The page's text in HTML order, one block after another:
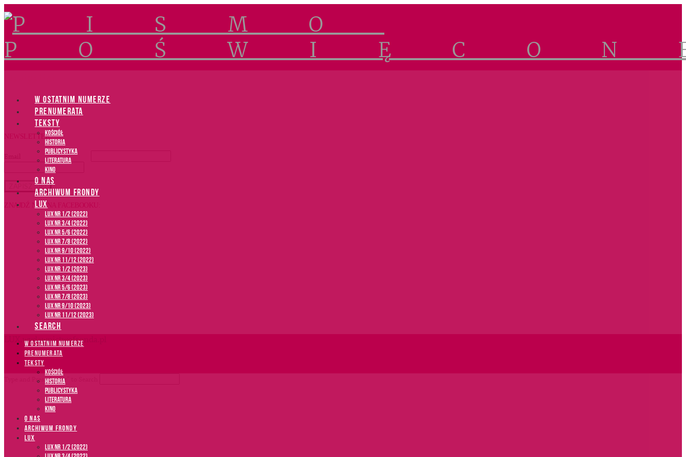
W OSTATNIM NUMERZE
PRENUMERATA
TEKSTY
Kościół
Historia
Publicystyka
Literatura
Kino
O NAS
ARCHIWUM FRONDY
LUX
LUX NR 1/2 (2022)
LUX NR 3/4 (2022)
LUX NR 5/6 (2022)
LUX NR 7/8 (2022)
LUX nr 9/10 (2022)
LUX NR 11/12 (2022)
LUX NR 1/2 (2023)
LUX NR 3/4 (2023)
LUX NR 5/6 (2023)
LUX NR 7/8 (2023)
LUX NR 9/10 (2023)
LUX NR 11/12 (2023)
SEARCH
W OSTATNIM NUMERZE
PRENUMERATA
TEKSTY
Kościół
Historia
Publicystyka
Literatura
Kino
O NAS
ARCHIWUM FRONDY
LUX
LUX NR 1/2 (2022)
NEWSLETTER
Email*
ZNAJDŹ NAS NA FACEBOOKU:
LUX.wydawnictwofronda.pl
Type and Press “enter” to Search